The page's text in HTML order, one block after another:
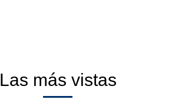
Las más vistas